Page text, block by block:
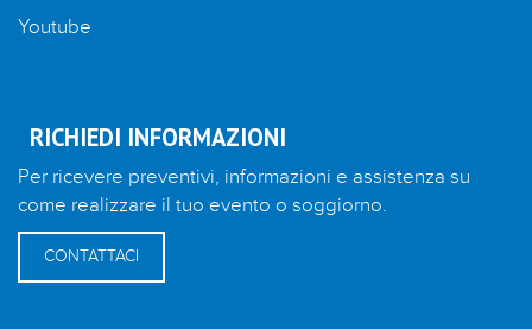
Youtube
RICHIEDI INFORMAZIONI
Per ricevere preventivi, informazioni e assistenza su
come realizzare il tuo evento o soggiorno.
CONTATTACI